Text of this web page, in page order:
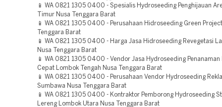
📱 WA 0821 1305 0400 - Spesialis Hydroseeding Penghijauan
Timur Nusa Tenggara Barat
📱 WA 0821 1305 0400 - Perusahaan Hidroseeding Green
Tenggara Barat
📱 WA 0821 1305 0400 - Harga Jasa Hidroseeding Revegetasi
Nusa Tenggara Barat
📱 WA 0821 1305 0400 - Vendor Jasa Hydroseeding Penanaman
Cepat Lombok Tengah Nusa Tenggara Barat
📱 WA 0821 1305 0400 - Perusahaan Vendor Hydroseeding
Sumbawa Nusa Tenggara Barat
📱 WA 0821 1305 0400 - Kontraktor Pemborong Hydroseeding
Lereng Lombok Utara Nusa Tenggara Barat